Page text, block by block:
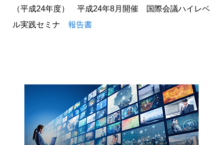
（平成24年度） 平成24年8月開催 国際会議ハイレベ
ル実践セミナ 報告書